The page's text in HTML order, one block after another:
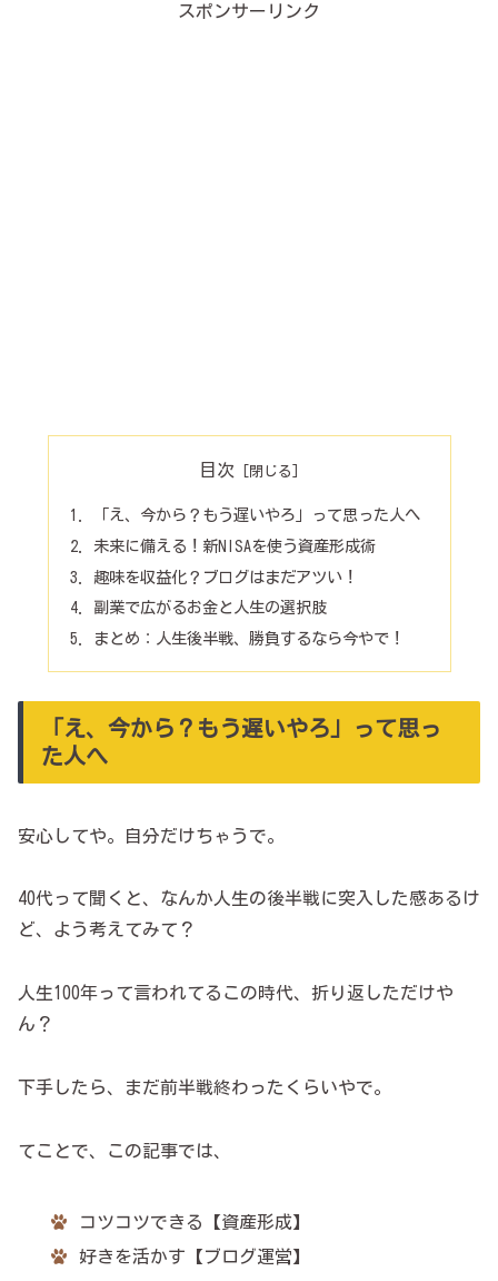
スポンサーリンク
目次
「え、今から？もう遅いやろ」って思った人へ
未来に備える！新NISAを使う資産形成術
趣味を収益化？ブログはまだアツい！
副業で広がるお金と人生の選択肢
まとめ：人生後半戦、勝負するなら今やで！
「え、今から？もう遅いやろ」って思っ
た人へ
安心してや。自分だけちゃうで。
40代って聞くと、なんか人生の後半戦に突入した感あるけ
ど、よう考えてみて？
人生100年って言われてるこの時代、折り返しただけや
ん？
下手したら、まだ前半戦終わったくらいやで。
てことで、この記事では、
コツコツできる【資産形成】
好きを活かす【ブログ運営】